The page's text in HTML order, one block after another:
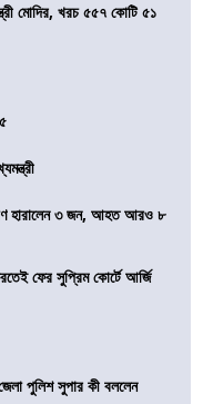
মোদির, খরচ ৫৫৭ কোটি ৫১
হারালেন ৩ জন, আহত আরও ৮
ফের সুপ্রিম কোর্টে আর্জি
পুলিশ সুপার কী বললেন